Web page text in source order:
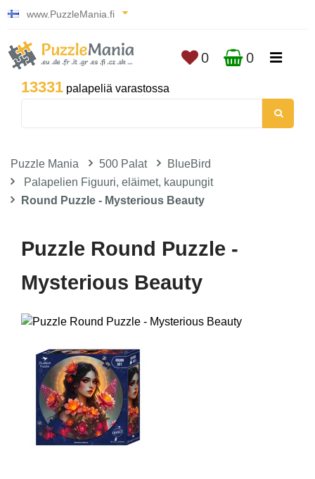
www.PuzzleMania.fi
13331 palapeliä varastossa
0 0
Puzzle Mania 500 Palat
BlueBird
Palapelien Figuuri, eläimet, kaupungit
Round Puzzle - Mysterious Beauty
Puzzle Round Puzzle -
Mysterious Beauty